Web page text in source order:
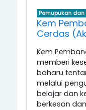
Pemupukan
Kem
Cerdas
Kem
memberi
baharu
melalui
belajar dan
berkesan